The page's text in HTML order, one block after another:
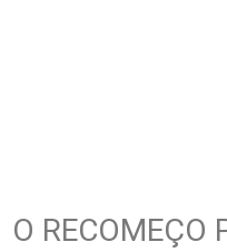
O RECOMEÇO